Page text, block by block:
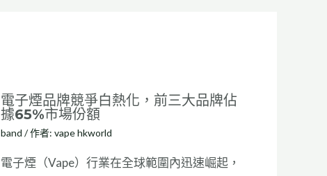
電子煙品牌競爭白熱化，前三大品牌佔
據65%市場份額
band / 作者: vape hkworld
電子煙（Vape）行業在全球範圍內迅速崛起，